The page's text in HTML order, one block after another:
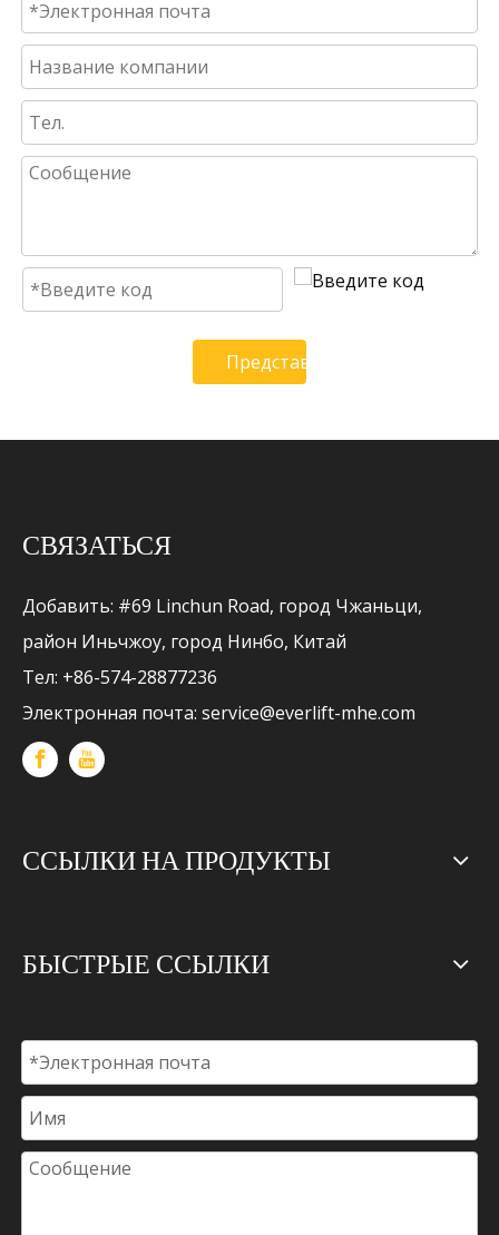
Представлять на
СВЯЗАТЬСЯ
Добавить: #69 Linchun Road, город Чжаньци,
район Иньчжоу, город Нинбо, Китай
Тел: +86-574-28877236
Электронная почта: service@everlift-mhe.com
ССЫЛКИ НА ПРОДУКТЫ
БЫСТРЫЕ ССЫЛКИ